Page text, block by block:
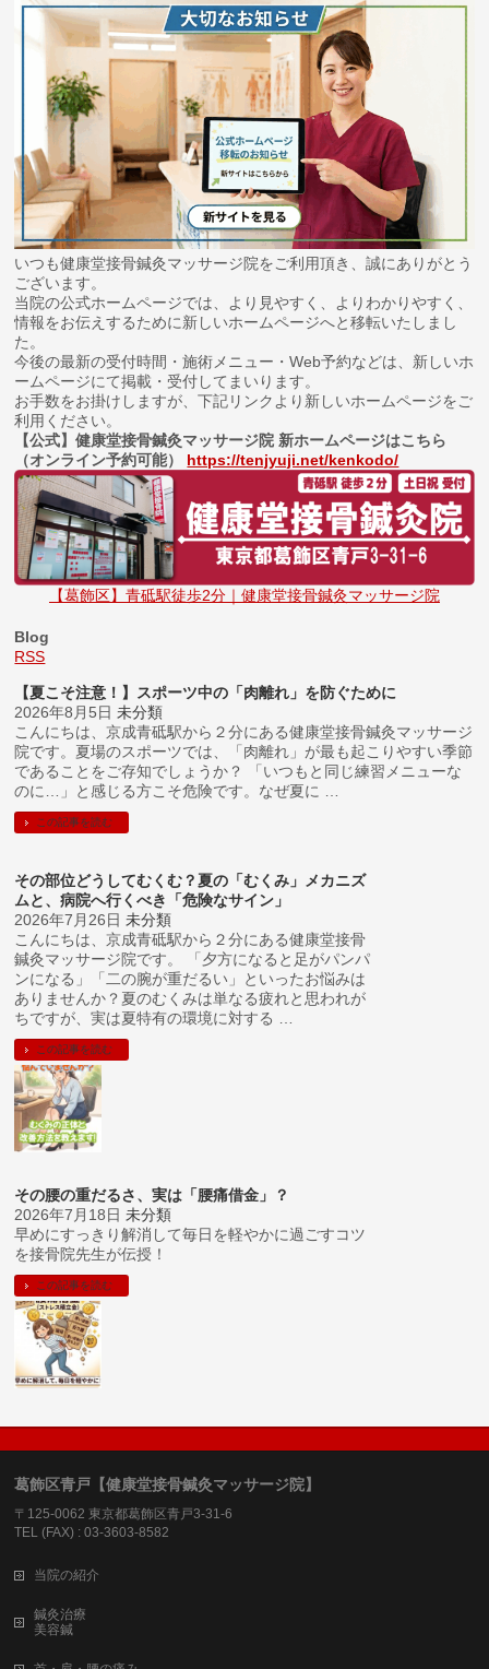
いつも健康堂接骨鍼灸マッサージ院をご利用頂き、誠にありがとう
ございます。
当院の公式ホームページでは、より見やすく、よりわかりやすく、
情報をお伝えするために新しいホームページへと移転いたしまし
た。
今後の最新の受付時間・施術メニュー・Web予約などは、新しいホ
ームページにて掲載・受付してまいります。
お手数をお掛けしますが、下記リンクより新しいホームページをご
利用ください。
【公式】健康堂接骨鍼灸マッサージ院 新ホームページはこちら
（オンライン予約可能） https://tenjyuji.net/kenkodo/
【葛飾区】青砥駅徒歩2分｜健康堂接骨鍼灸マッサージ院
Blog
RSS
【夏こそ注意！】スポーツ中の「肉離れ」を防ぐために
2026年8月5日 未分類
こんにちは、京成青砥駅から２分にある健康堂接骨鍼灸マッサージ
院です。夏場のスポーツでは、「肉離れ」が最も起こりやすい季節
であることをご存知でしょうか？ 「いつもと同じ練習メニューな
のに…」と感じる方こそ危険です。なぜ夏に …
この記事を読む
その部位どうしてむくむ？夏の「むくみ」メカニズ
ムと、病院へ行くべき「危険なサイン」
2026年7月26日 未分類
こんにちは、京成青砥駅から２分にある健康堂接骨
鍼灸マッサージ院です。 「夕方になると足がパンパ
ンになる」「二の腕が重だるい」といったお悩みは
ありませんか？夏のむくみは単なる疲れと思われが
ちですが、実は夏特有の環境に対する …
この記事を読む
その腰の重だるさ、実は「腰痛借金」？
2026年7月18日 未分類
早めにすっきり解消して毎日を軽やかに過ごすコツ
を接骨院先生が伝授！
この記事を読む
葛飾区青戸【健康堂接骨鍼灸マッサージ院】
〒125-0062 東京都葛飾区青戸3-31-6
TEL (FAX) : 03-3603-8582
当院の紹介
鍼灸治療
美容鍼